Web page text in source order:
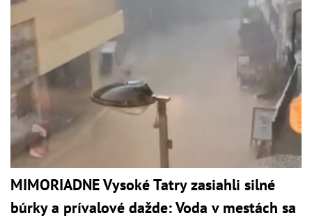
MIMORIADNE Vysoké Tatry zasiahli silné
búrky a prívalové dažde: Voda v mestách sa